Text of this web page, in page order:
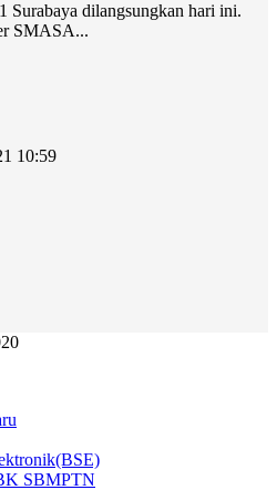
dilangsungkan hari ini.
SMASA...
10:59
SBMPTN